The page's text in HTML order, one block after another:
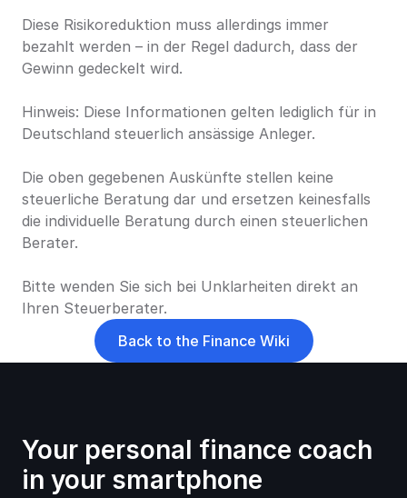
Diese Risikoreduktion muss allerdings immer
bezahlt werden – in der Regel dadurch, dass der
Gewinn gedeckelt wird.
Hinweis: Diese Informationen gelten lediglich für in
Deutschland steuerlich ansässige Anleger.
Die oben gegebenen Auskünfte stellen keine
steuerliche Beratung dar und ersetzen keinesfalls
die individuelle Beratung durch einen steuerlichen
Berater.
Bitte wenden Sie sich bei Unklarheiten direkt an
Ihren Steuerberater.
Back to the Finance Wiki
Your personal finance coach
in your smartphone